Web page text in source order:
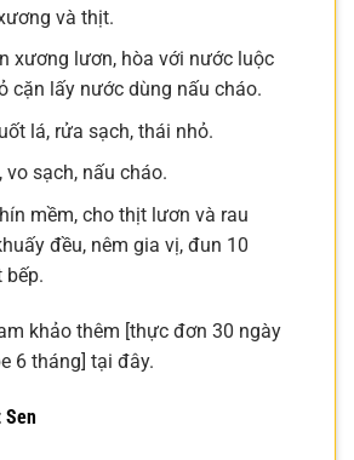
và thịt.
xương lươn, hòa với nước luộc
cặn lấy nước dùng nấu cháo.
lá, rửa sạch, thái nhỏ.
vo sạch, nấu cháo.
mềm, cho thịt lươn và rau
đều, nêm gia vị, đun 10
bếp.
khảo thêm [thực đơn 30 ngày
6 tháng] tại đây.
Sen